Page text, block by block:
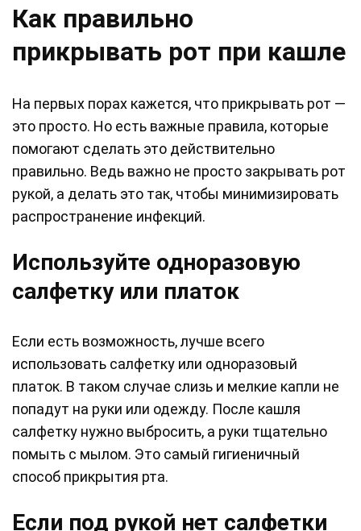
Как правильно
прикрывать рот при кашле
На первых порах кажется, что прикрывать рот —
это просто. Но есть важные правила, которые
помогают сделать это действительно
правильно. Ведь важно не просто закрывать рот
рукой, а делать это так, чтобы минимизировать
распространение инфекций.
Используйте одноразовую
салфетку или платок
Если есть возможность, лучше всего
использовать салфетку или одноразовый
платок. В таком случае слизь и мелкие капли не
попадут на руки или одежду. После кашля
салфетку нужно выбросить, а руки тщательно
помыть с мылом. Это самый гигиеничный
способ прикрытия рта.
Если под рукой нет салфетки